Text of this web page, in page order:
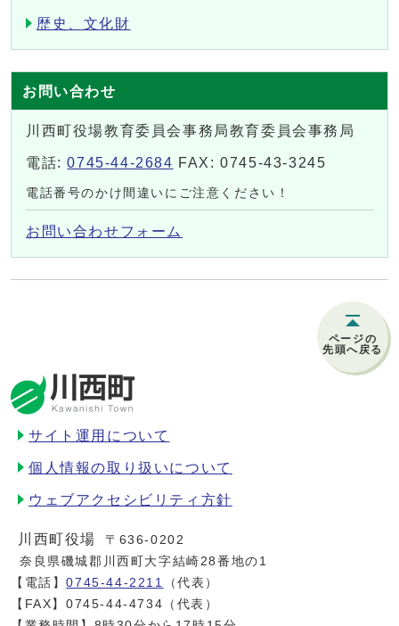
歴史、文化財
お問い合わせ
川西町役場教育委員会事務局教育委員会事務局
電話:0745-44-2684 FAX: 0745-43-3245
電話番号のかけ間違いにご注意ください！
お問い合わせフォーム
ページの
先頭へ戻る
サイト運用について
個人情報の取り扱いについて
ウェブアクセシビリティ方針
川西町役場
〒636-0202
奈良県磯城郡川西町大字結崎28番地の1
【電話】0745-44-2211
（代表）
【FAX】0745-44-4734（代表）